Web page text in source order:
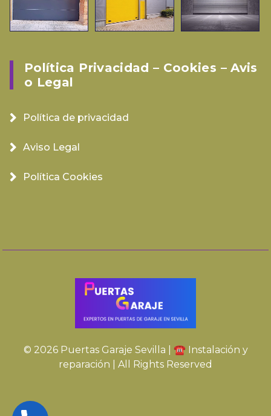
Política Privacidad – Cookies – Avis
O Legal
Política de privacidad
Aviso Legal
Política Cookies
© 2026 Puertas Garaje Sevilla | ☎️ Instalación y
reparación | All Rights Reserved